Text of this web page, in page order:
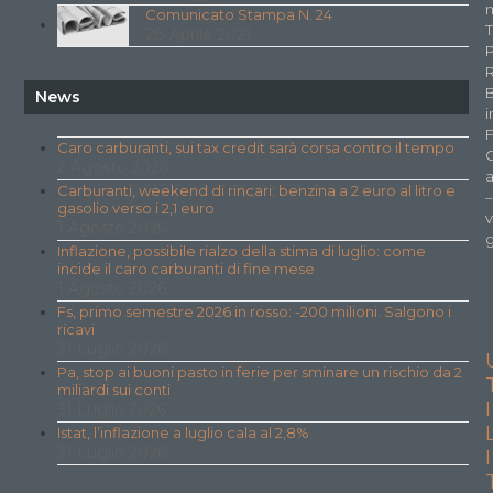
Comunicato Stampa N. 24
News
Caro carburanti, sui tax credit sarà corsa contro il tempo
Carburanti, weekend di rincari: benzina a 2 euro al litro e
gasolio verso i 2,1 euro
Inflazione, possibile rialzo della stima di luglio: come
incide il caro carburanti di fine mese
Fs, primo semestre 2026 in rosso: -200 milioni. Salgono i
ricavi
Pa, stop ai buoni pasto in ferie per sminare un rischio da 2
miliardi sui conti
Istat, l’inflazione a luglio cala al 2,8%
–
I
I